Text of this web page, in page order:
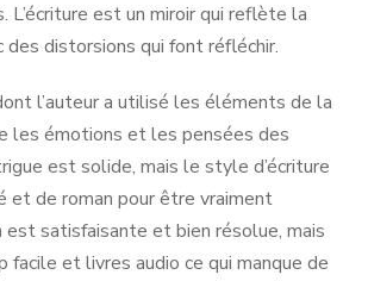
L’écriture est un miroir qui reflète la
des distorsions qui font réfléchir.
l’auteur a utilisé les éléments de la
les émotions et les pensées des
est solide, mais le style d’écriture
et de roman pour être vraiment
est satisfaisante et bien résolue, mais
facile et livres audio ce qui manque de